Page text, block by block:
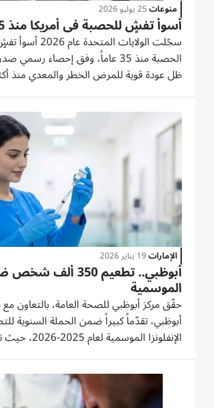
منوعات25 يوليو 2026
أسوأ تفشٍ للحصبة في أمريكا منذ 35 عاماًُ
سجّلت الولايات
الحصبة منذ 35 عاماً، وفق إحصاء
ظل عودة قوية للمرض الخطر والمعدي منذ
تزايد التشكيك في اللقاحات. ففي سبعة
2318 إصابة مؤكدة وفق مراكز السيطرة
والوقاية منها، متجاوزة بذلك...
الإمارات19 يناير 2026
أبوظبي.. تطعيم 350
الموسمية
حقّق مركز أبوظبي للصحة العامة، بالتعاون
أبوظبي، تقدّماً كبيراً ضمن الحملة السنوية
الإنفلونزا
المطعَّمين 350,000 شخص منذ
معدل إقبال تشهده الإمارة خلال المواسم
الحملة، الممتدة...